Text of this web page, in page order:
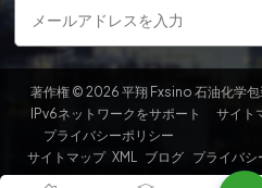
かせください。
著作権 © 2026 平翔 Fxsino 石油化学包
IPv6ネットワークをサポート
サイト
プライバシーポリシー
サイトマップ XML ブログ プライバシ